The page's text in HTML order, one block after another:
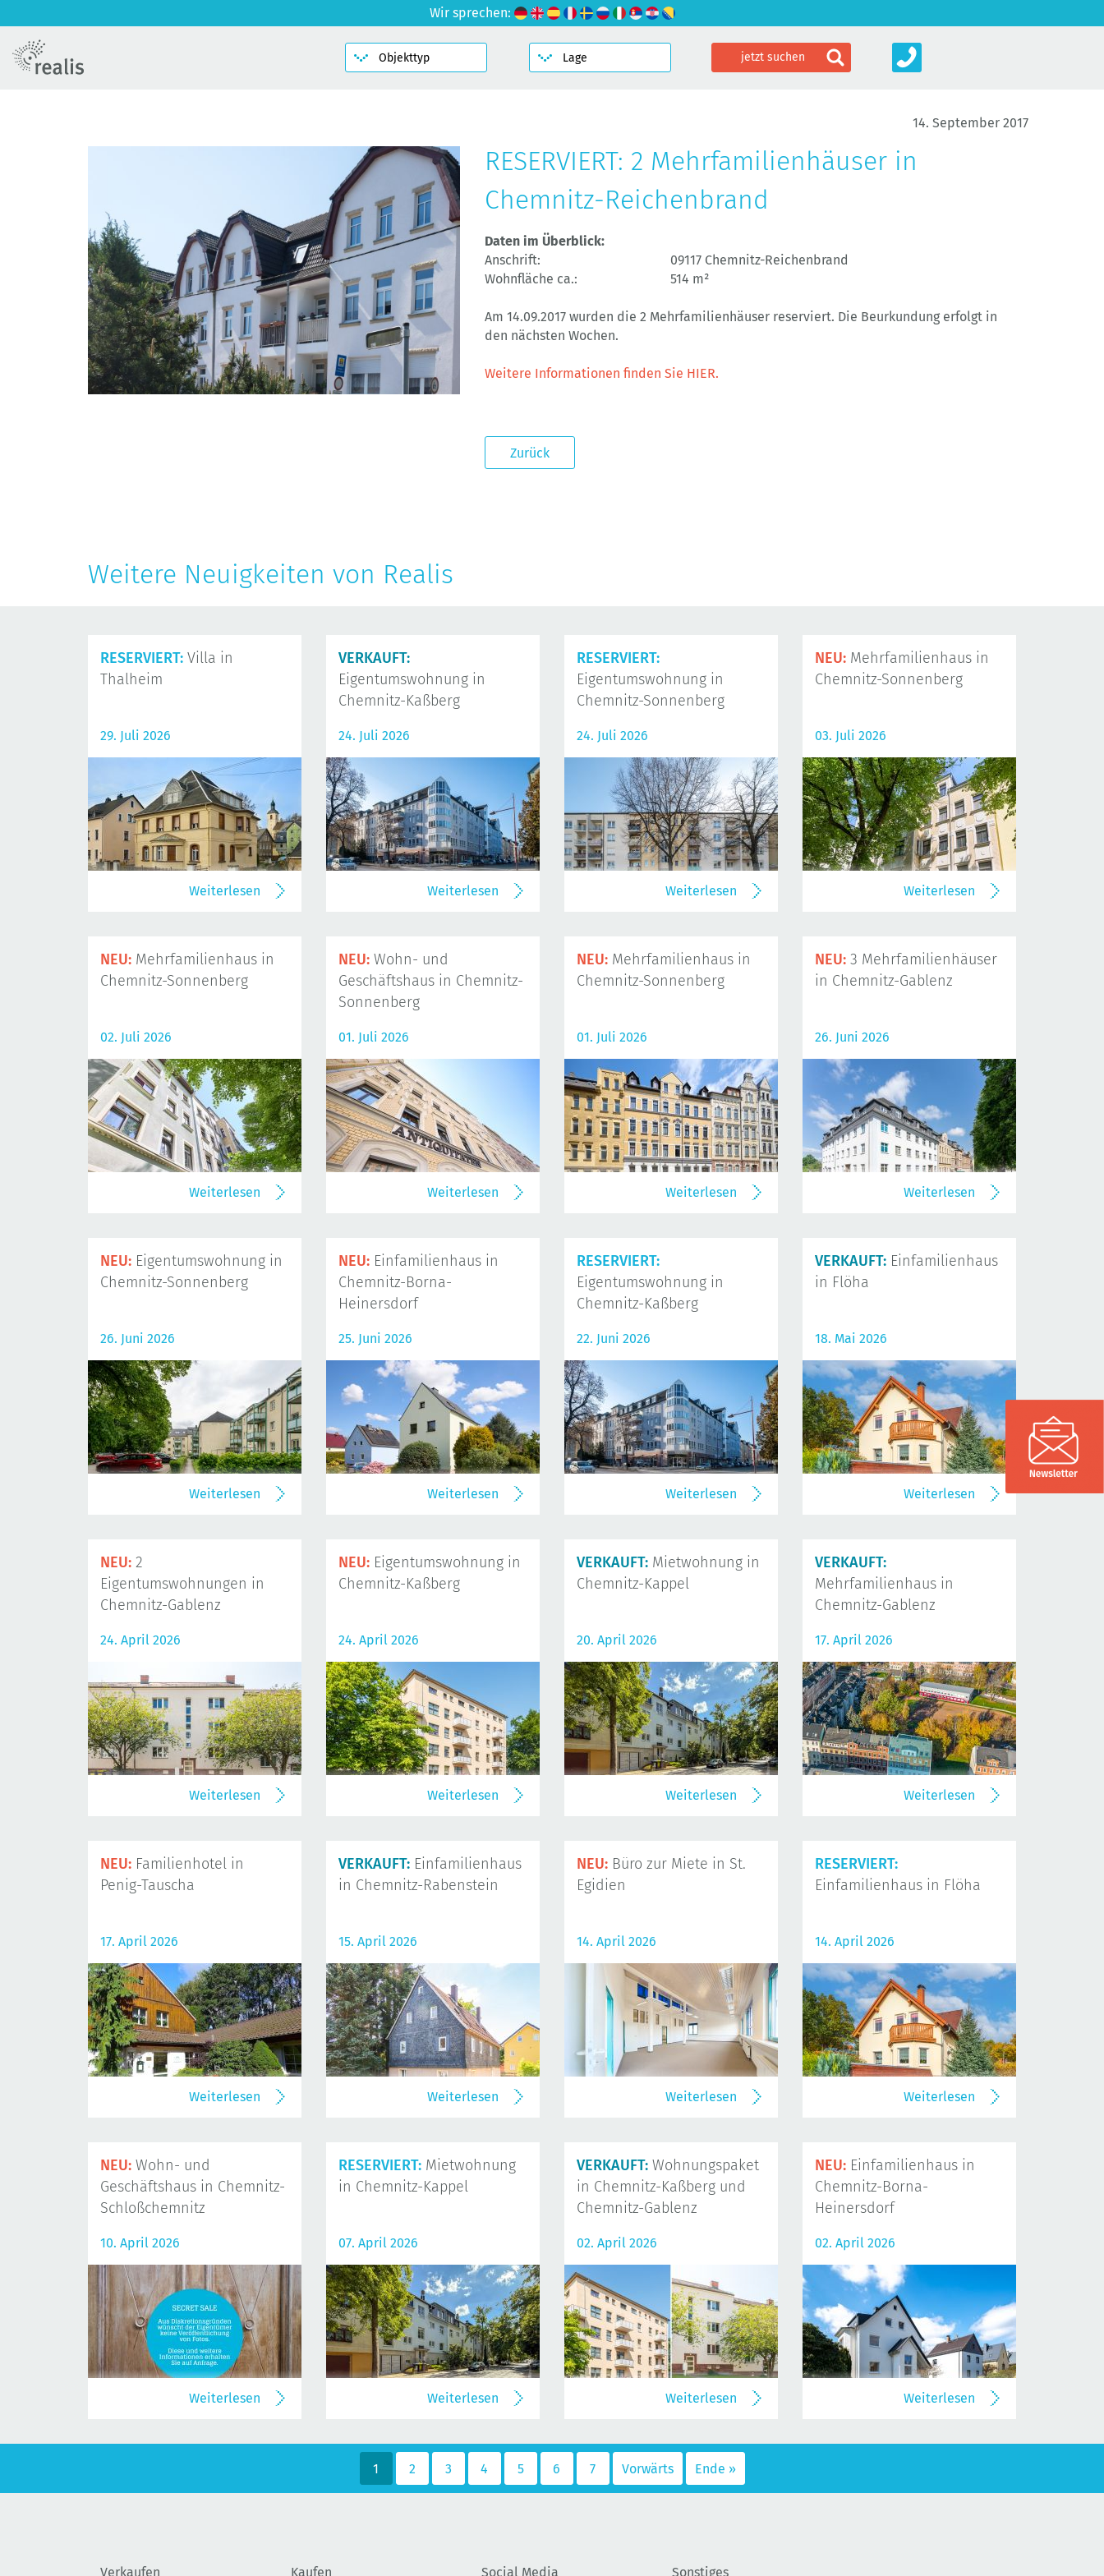
Wir sprechen:
14. September 2017
RESERVIERT: 2 Mehrfamilienhäuser in
Chemnitz-Reichenbrand
Daten im Überblick:
Anschrift:
09117 Chemnitz-Reichenbrand
Wohnfläche ca.:
514 m²
Am 14.09.2017 wurden die 2 Mehrfamilienhäuser reserviert. Die Beurkundung erfolgt in
den nächsten Wochen.
Weitere Informationen finden Sie HIER.
Zurück
Weitere Neuigkeiten von Realis
RESERVIERT: Villa in
Thalheim
29. Juli 2026
Weiterlesen
VERKAUFT:
Eigentumswohnung in
Chemnitz-Kaßberg
24. Juli 2026
Weiterlesen
RESERVIERT:
Eigentumswohnung in
Chemnitz-Sonnenberg
24. Juli 2026
Weiterlesen
NEU: Mehrfamilienhaus in
Chemnitz-Sonnenberg
03. Juli 2026
Weiterlesen
NEU: Mehrfamilienhaus in
Chemnitz-Sonnenberg
02. Juli 2026
Weiterlesen
NEU: Wohn- und
Geschäftshaus in Chemnitz-
Sonnenberg
01. Juli 2026
Weiterlesen
NEU: Mehrfamilienhaus in
Chemnitz-Sonnenberg
01. Juli 2026
Weiterlesen
NEU: 3 Mehrfamilienhäuser
in Chemnitz-Gablenz
26. Juni 2026
Weiterlesen
NEU: Eigentumswohnung in
Chemnitz-Sonnenberg
26. Juni 2026
Weiterlesen
NEU: Einfamilienhaus in
Chemnitz-Borna-
Heinersdorf
25. Juni 2026
Weiterlesen
RESERVIERT:
Eigentumswohnung in
Chemnitz-Kaßberg
22. Juni 2026
Weiterlesen
VERKAUFT: Einfamilienhaus
in Flöha
18. Mai 2026
Weiterlesen
NEU: 2
Eigentumswohnungen in
Chemnitz-Gablenz
24. April 2026
Weiterlesen
NEU: Eigentumswohnung in
Chemnitz-Kaßberg
24. April 2026
Weiterlesen
VERKAUFT: Mietwohnung in
Chemnitz-Kappel
20. April 2026
Weiterlesen
VERKAUFT:
Mehrfamilienhaus in
Chemnitz-Gablenz
17. April 2026
Weiterlesen
NEU: Familienhotel in
Penig-Tauscha
17. April 2026
Weiterlesen
VERKAUFT: Einfamilienhaus
in Chemnitz-Rabenstein
15. April 2026
Weiterlesen
NEU: Büro zur Miete in St.
Egidien
14. April 2026
Weiterlesen
RESERVIERT:
Einfamilienhaus in Flöha
14. April 2026
Weiterlesen
NEU: Wohn- und
Geschäftshaus in Chemnitz-
Schloßchemnitz
10. April 2026
Weiterlesen
RESERVIERT: Mietwohnung
in Chemnitz-Kappel
07. April 2026
Weiterlesen
VERKAUFT: Wohnungspaket
in Chemnitz-Kaßberg und
Chemnitz-Gablenz
02. April 2026
Weiterlesen
NEU: Einfamilienhaus in
Chemnitz-Borna-
Heinersdorf
02. April 2026
Weiterlesen
1 2 3 4 5 6 7 Vorwärts Ende »
Verkaufen Kaufen Social Media Sonstiges